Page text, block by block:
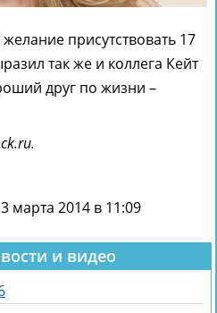
присутствовать 17
так же и коллега Кейт
друг по жизни –
марта 2014 в 11:09
и видео